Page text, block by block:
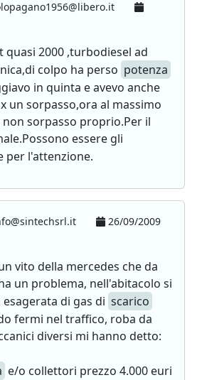
quasi 2000 ,turbodiesel ad
colpo ha perso potenza
in quinta e avevo anche
un sorpasso,ora al massimo
sorpasso proprio.Per il
essere gli
per l'attenzione.
26/09/2009
vito della mercedes che da
un problema, nell'abitacolo si
di gas di scarico
fermi nel traffico, roba da
diversi mi hanno detto:
e/o collettori prezzo 4.000 euri